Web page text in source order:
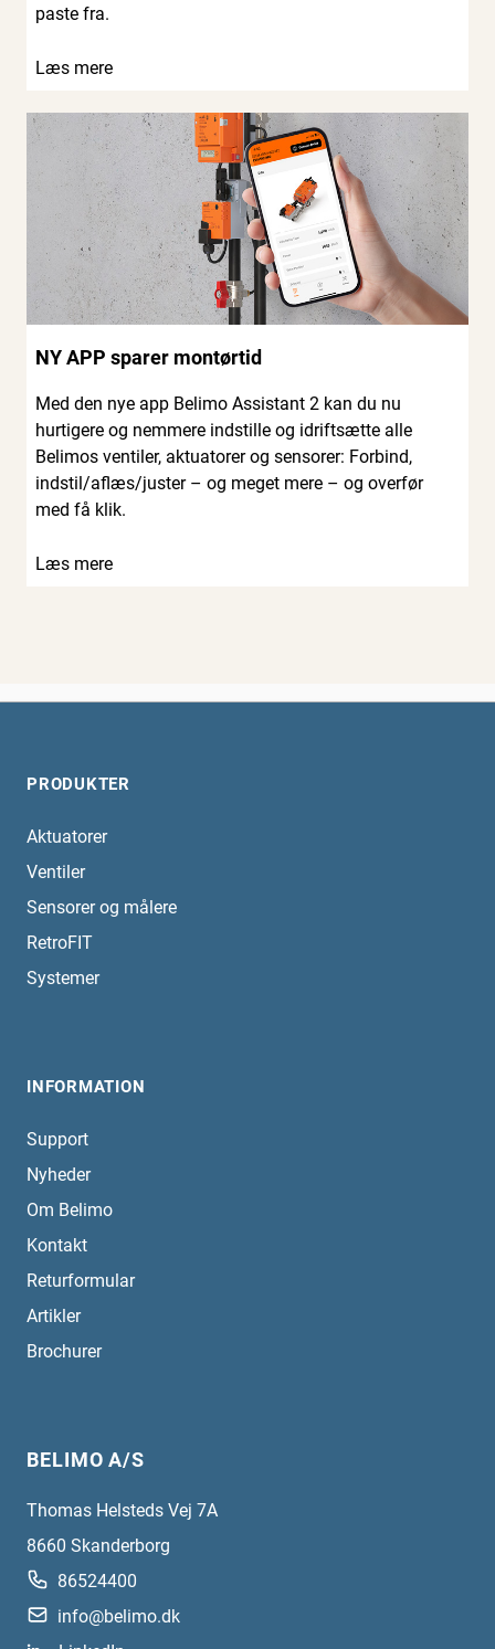
paste fra.
Læs mere
NY APP sparer montørtid
Med den nye app Belimo Assistant 2 kan du nu
hurtigere og nemmere indstille og idriftsætte alle
Belimos ventiler, aktuatorer og sensorer: Forbind,
indstil/aflæs/juster – og meget mere – og overfør
med få klik.
Læs mere
PRODUKTER
Aktuatorer
Ventiler
Sensorer og målere
RetroFIT
Systemer
INFORMATION
Support
Nyheder
Om Belimo
Kontakt
Returformular
Artikler
Brochurer
BELIMO A/S
Thomas Helsteds Vej 7A
8660 Skanderborg
86524400
info@belimo.dk